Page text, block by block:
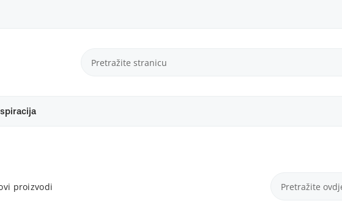
proizvodi